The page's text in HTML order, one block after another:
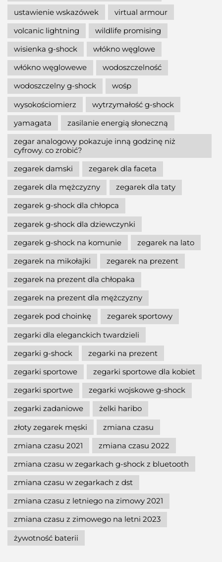
ustawienie wskazówek
virtual armour
volcanic lightning
wildlife promising
wisienka g-shock
włókno węglowe
włókno węglowewe
wodoszczelność
wodoszczelny g-shock
wośp
wysokościomierz
wytrzymałość g-shock
yamagata
zasilanie energią słoneczną
zegar analogowy pokazuje inną godzinę niż
cyfrowy. co zrobić?
zegarek damski
zegarek dla faceta
zegarek dla mężczyzny
zegarek dla taty
zegarek g-shock dla chłopca
zegarek g-shock dla dziewczynki
zegarek g-shock na komunie
zegarek na lato
zegarek na mikołajki
zegarek na prezent
zegarek na prezent dla chłopaka
zegarek na prezent dla mężczyzny
zegarek pod choinkę
zegarek sportowy
zegarki dla eleganckich twardzieli
zegarki g-shock
zegarki na prezent
zegarki sportowe
zegarki sportowe dla kobiet
zegarki sportwe
zegarki wojskowe g-shock
zegarki zadaniowe
żelki haribo
złoty zegarek męski
zmiana czasu
zmiana czasu 2021
zmiana czasu 2022
zmiana czasu w zegarkach g-shock z bluetooth
zmiana czasu w zegarkach z dst
zmiana czasu z letniego na zimowy 2021
zmiana czasu z zimowego na letni 2023
żywotność baterii